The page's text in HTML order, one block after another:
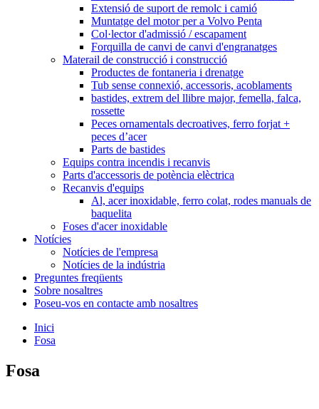
Extensió de suport de remolc i camió
Muntatge del motor per a Volvo Penta
Col·lector d'admissió / escapament
Forquilla de canvi de canvi d'engranatges
Materail de construcció i construcció
Productes de fontaneria i drenatge
Tub sense connexió, accessoris, acoblaments
bastides, extrem del llibre major, femella, falca,
rossette
Peces ornamentals decroatives, ferro forjat +
peces d’acer
Parts de bastides
Equips contra incendis i recanvis
Parts d'accessoris de potència elèctrica
Recanvis d'equips
Al, acer inoxidable, ferro colat, rodes manuals de
baquelita
Foses d'acer inoxidable
Notícies
Notícies de l'empresa
Notícies de la indústria
Preguntes freqüents
Sobre nosaltres
Poseu-vos en contacte amb nosaltres
Inici
Fosa
Fosa